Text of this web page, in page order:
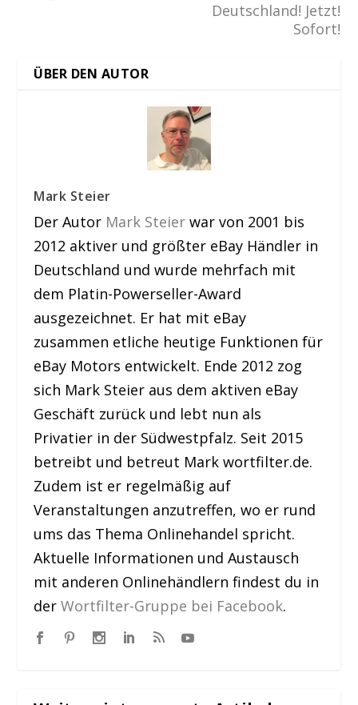
Deutschland! Jetzt!
Sofort!
ÜBER DEN AUTOR
Mark Steier
Der Autor Mark Steier war von 2001 bis
2012 aktiver und größter eBay Händler in
Deutschland und wurde mehrfach mit
dem Platin-Powerseller-Award
ausgezeichnet. Er hat mit eBay
zusammen etliche heutige Funktionen für
eBay Motors entwickelt. Ende 2012 zog
sich Mark Steier aus dem aktiven eBay
Geschäft zurück und lebt nun als
Privatier in der Südwestpfalz. Seit 2015
betreibt und betreut Mark wortfilter.de.
Zudem ist er regelmäßig auf
Veranstaltungen anzutreffen, wo er rund
ums das Thema Onlinehandel spricht.
Aktuelle Informationen und Austausch
mit anderen Onlinehändlern findest du in
derWortfilter-Gruppe bei Facebook.